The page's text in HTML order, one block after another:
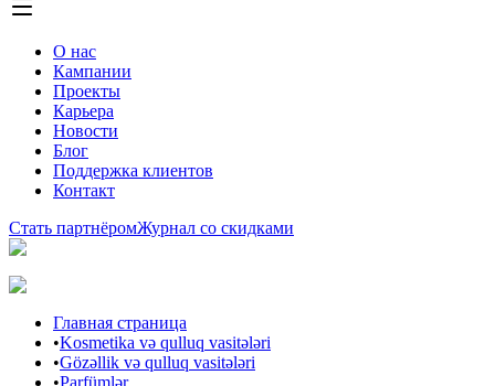
О нас
Кампании
Проекты
Карьера
Новости
Блог
Поддержка клиентов
Контакт
Стать партнёромЖурнал со скидками
Главная страница
•Kosmetika və qulluq vasitələri
•Gözəllik və qulluq vasitələri
•Parfümlər